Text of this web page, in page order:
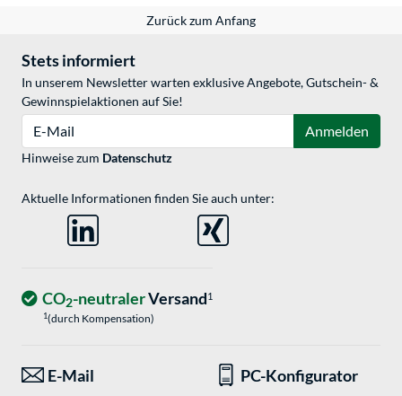
Zurück zum Anfang
Stets informiert
In unserem Newsletter warten exklusive Angebote, Gutschein- &
Gewinnspielaktionen auf Sie!
Anmelden
Hinweise zum Datenschutz
Aktuelle Informationen finden Sie auch unter:
CO2-neutralerVersand1
1(durch Kompensation)
E-Mail PC-Konfigurator